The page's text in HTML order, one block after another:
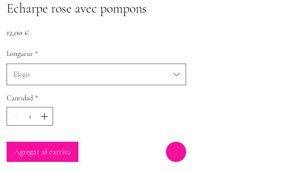
Echarpe rose avec pompons
12,00 €Precio
Longueur *
Elegir
Cantidad *
Agregar al carrito